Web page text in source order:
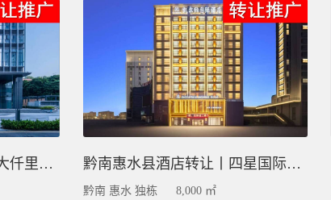
深圳酒店转让丨宝安中心大仟里70间房丨盈利强 黔南惠水县酒店转让丨四星国际标准整栋88间客房
黔南 惠水 独栋
8,000 ㎡